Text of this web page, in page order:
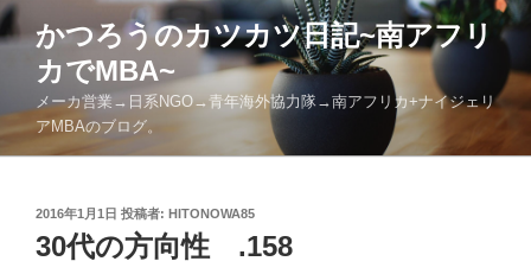
コ
ン
へ
かつろうのカツカツ日記~南アフリ
カでMBA~
メーカ営業→日系NGO→青年海外協力隊→南アフリカ+ナイジェリ
アMBAのブログ。
投
稿
日:
2016年1月1日 投稿者: HITONOWA85
30代の方向性 .158